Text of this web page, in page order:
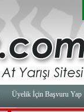
Üyelik İçin Başvuru Yap